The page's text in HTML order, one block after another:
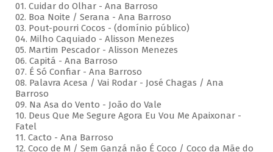
01. Cuidar do Olhar - Ana Barroso
02. Boa Noite / Serana - Ana Barroso
03. Pout-pourri Cocos - (domínio público)
04. Milho Caquiado - Alisson Menezes
05. Martim Pescador - Alisson Menezes
06. Capitá - Ana Barroso
07. É Só Confiar - Ana Barroso
08. Palavra Acesa / Vai Rodar - José Chagas / Ana
Barroso
09. Na Asa do Vento - João do Vale
10. Deus Que Me Segure Agora Eu Vou Me Apaixonar -
Fatel
11. Cacto - Ana Barroso
12. Coco de M / Sem Ganzá não É Coco / Coco da Mãe do